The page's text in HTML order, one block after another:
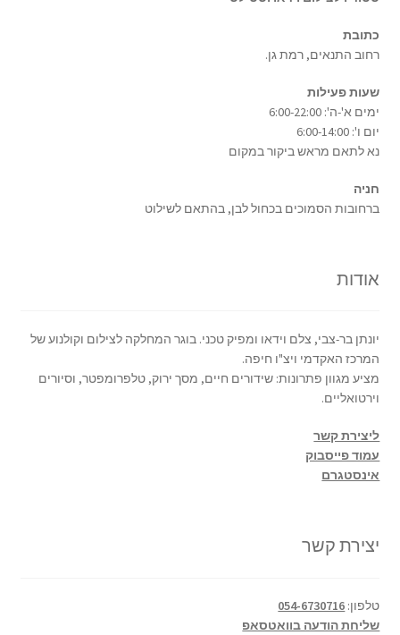
כתובת
רחוב התנאים, רמת גן.
שעות פעילות
ימים א'-ה': 6:00-22:00
יום ו': 6:00-14:00
נא לתאם מראש ביקור במקום
חניה
ברחובות הסמוכים בכחול לבן, בהתאם לשילוט
אודות
יונתן בר-צבי, צלם וידאו ומפיק טכני. בוגר המחלקה לצילום וקולנוע של
המרכז האקדמי ויצ"ו חיפה.
מציע מגוון פתרונות: שידורים חיים, מסך ירוק, טלפרומפטר, וסיורים
וירטואליים.
ליצירת קשר
עמוד פייסבוק
אינסטגרם
יצירת קשר
טלפון: 054-6730716
שליחת הודעה בוואטסאפ